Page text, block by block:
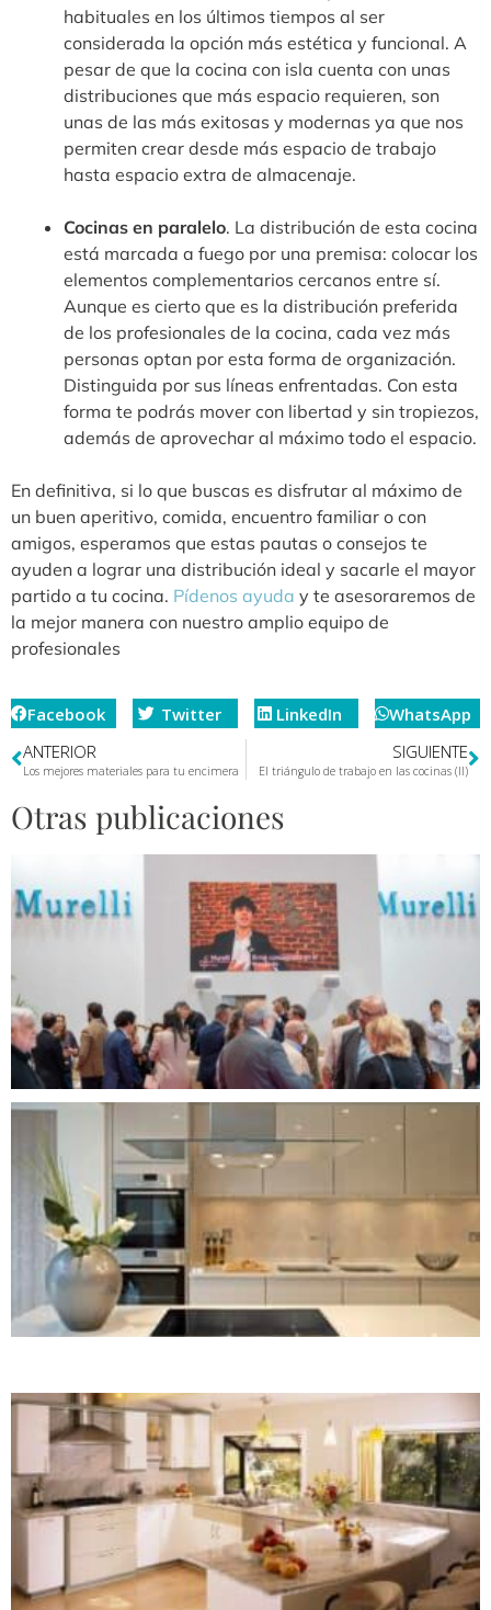
habituales en los últimos tiempos al ser
considerada la opción más estética y funcional. A
pesar de que la cocina con isla cuenta con unas
distribuciones que más espacio requieren, son
unas de las más exitosas y modernas ya que nos
permiten crear desde más espacio de trabajo
hasta espacio extra de almacenaje.
Cocinas en paralelo. La distribución de esta cocina
está marcada a fuego por una premisa: colocar los
elementos complementarios cercanos entre sí.
Aunque es cierto que es la distribución preferida
de los profesionales de la cocina, cada vez más
personas optan por esta forma de organización.
Distinguida por sus líneas enfrentadas. Con esta
forma te podrás mover con libertad y sin tropiezos,
además de aprovechar al máximo todo el espacio.
En definitiva, si lo que buscas es disfrutar al máximo de
un buen aperitivo, comida, encuentro familiar o con
amigos, esperamos que estas pautas o consejos te
ayuden a lograr una distribución ideal y sacarle el mayor
partido a tu cocina. Pídenos ayuda y te asesoraremos de
la mejor manera con nuestro amplio equipo de
profesionales
Facebook Twitter LinkedIn
WhatsApp
ANTERIOR
Los mejores materiales para tu encimera
SIGUIENTE
El triángulo de trabajo en las cocinas (II)
Otras publicaciones